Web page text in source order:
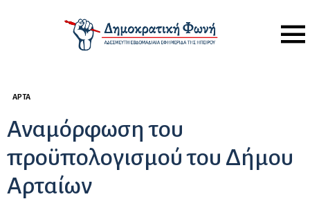
Menu
ΆΡΤΑ
Αναμόρφωση του
προϋπολογισμού του Δήμου
Αρταίων